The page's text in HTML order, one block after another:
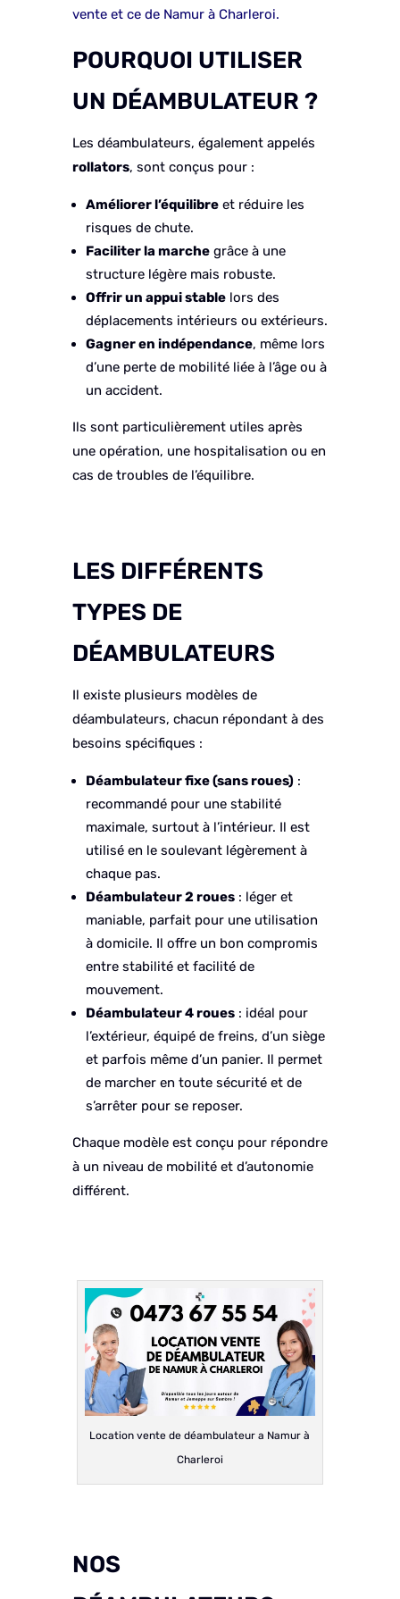
vente et ce de Namur à Charleroi.
POURQUOI UTILISER
UN DÉAMBULATEUR ?
Les déambulateurs, également appelés
rollators, sont conçus pour :
Améliorer l’équilibreet réduire les
risques de chute.
Faciliter la marchegrâce à une
structure légère mais robuste.
Offrir un appui stablelors des
déplacements intérieurs ou extérieurs.
Gagner en indépendance, même lors
d’une perte de mobilité liée à l’âge ou à
un accident.
Ils sont particulièrement utiles après
une opération, une hospitalisation ou en
cas de troubles de l’équilibre.
LES DIFFÉRENTS
TYPES DE
DÉAMBULATEURS
Il existe plusieurs modèles de
déambulateurs, chacun répondant à des
besoins spécifiques :
Déambulateur fixe (sans roues):
recommandé pour une stabilité
maximale, surtout à l’intérieur. Il est
utilisé en le soulevant légèrement à
chaque pas.
Déambulateur 2 roues: léger et
maniable, parfait pour une utilisation
à domicile. Il offre un bon compromis
entre stabilité et facilité de
mouvement.
Déambulateur 4 roues: idéal pour
l’extérieur, équipé de freins, d’un siège
et parfois même d’un panier. Il permet
de marcher en toute sécurité et de
s’arrêter pour se reposer.
Chaque modèle est conçu pour répondre
à un niveau de mobilité et d’autonomie
différent.
Location vente de déambulateur a Namur à
Charleroi
NOS